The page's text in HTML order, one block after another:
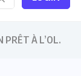
PRÊT À L’OL.